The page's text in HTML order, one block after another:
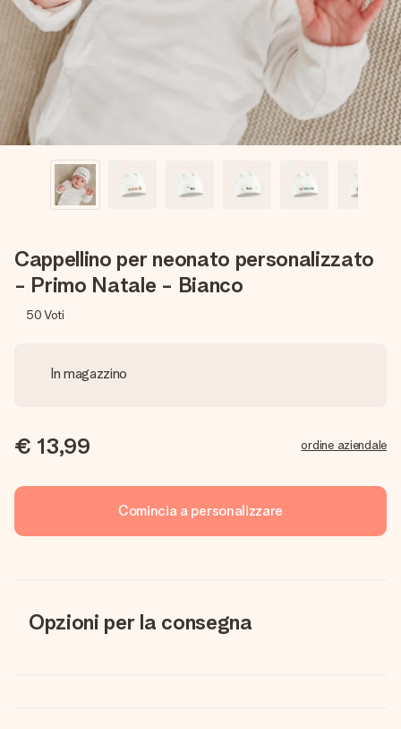
una tua foto o un messaggio che tocchi il cuore. Nessuna
complicazione, solo tanto amore per il momento perfetto.
Cappellino per neonato personalizzato
- Primo Natale - Bianco
50Voti
In magazzino
€ 13,99 ordine aziendale
Comincia a personalizzare
Opzioni per la consegna